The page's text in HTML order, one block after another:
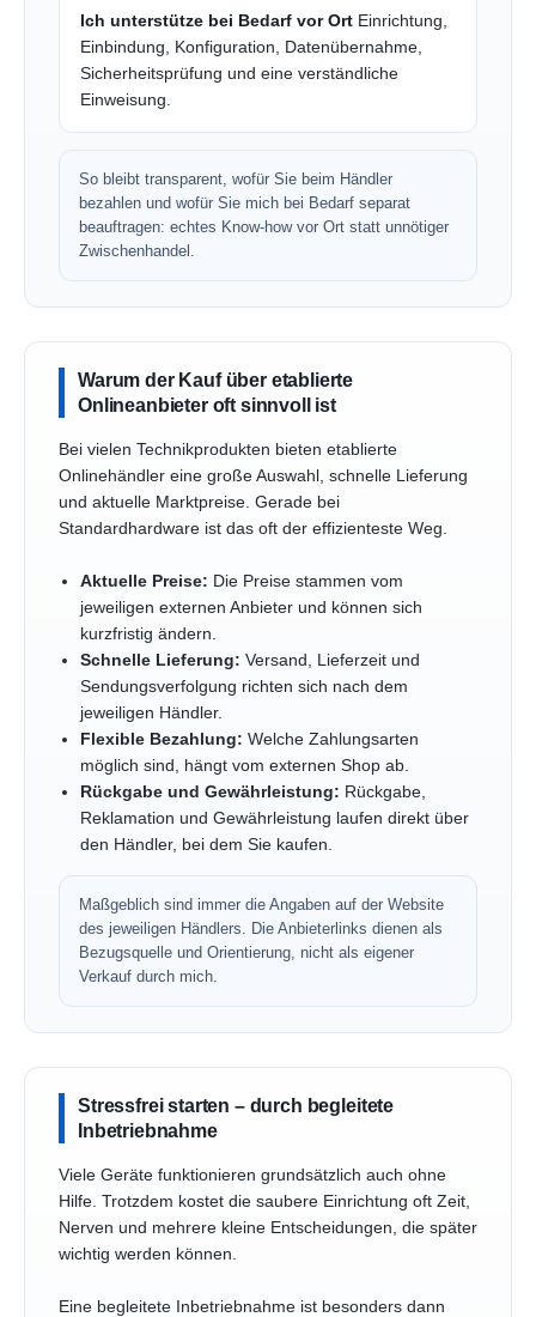
Ich unterstütze bei Bedarf vor Ort Einrichtung,
Einbindung, Konfiguration, Datenübernahme,
Sicherheitsprüfung und eine verständliche
Einweisung.
So bleibt transparent, wofür Sie beim Händler
bezahlen und wofür Sie mich bei Bedarf separat
beauftragen: echtes Know-how vor Ort statt unnötiger
Zwischenhandel.
Warum der Kauf über etablierte
Onlineanbieter oft sinnvoll ist
Bei vielen Technikprodukten bieten etablierte
Onlinehändler eine große Auswahl, schnelle Lieferung
und aktuelle Marktpreise. Gerade bei
Standardhardware ist das oft der effizienteste Weg.
Aktuelle Preise: Die Preise stammen vom
jeweiligen externen Anbieter und können sich
kurzfristig ändern.
Schnelle Lieferung: Versand, Lieferzeit und
Sendungsverfolgung richten sich nach dem
jeweiligen Händler.
Flexible Bezahlung: Welche Zahlungsarten
möglich sind, hängt vom externen Shop ab.
Rückgabe und Gewährleistung: Rückgabe,
Reklamation und Gewährleistung laufen direkt über
den Händler, bei dem Sie kaufen.
Maßgeblich sind immer die Angaben auf der Website
des jeweiligen Händlers. Die Anbieterlinks dienen als
Bezugsquelle und Orientierung, nicht als eigener
Verkauf durch mich.
Stressfrei starten – durch begleitete
Inbetriebnahme
Viele Geräte funktionieren grundsätzlich auch ohne
Hilfe. Trotzdem kostet die saubere Einrichtung oft Zeit,
Nerven und mehrere kleine Entscheidungen, die später
wichtig werden können.
Eine begleitete Inbetriebnahme ist besonders dann